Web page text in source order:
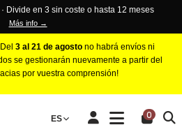
· Divide en 3 sin coste o hasta 12 meses
Más info →
Del 3 al 21 de agostono habrá envíos ni
se gestionarán nuevamente a partir del
por vuestra comprensión!
ES 0